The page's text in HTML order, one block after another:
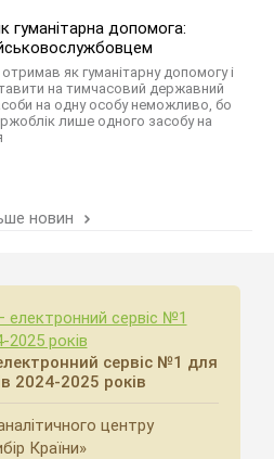
гуманітарна допомога:
як гуманітарну допомогу і
на тимчасовий державний
на одну особу неможливо, бо
лише одного засобу на
новин
сервіс №1 для
2024-2025 років
центру
Країни»